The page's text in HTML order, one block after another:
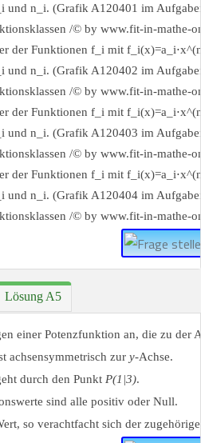
Lösung A5
einer Potenzfunktion an, die zu der
achsensymmetrisch zur y-Achse.
durch den Punkt P(1|3).
sind alle positiv oder Null.
so verachtfacht sich der